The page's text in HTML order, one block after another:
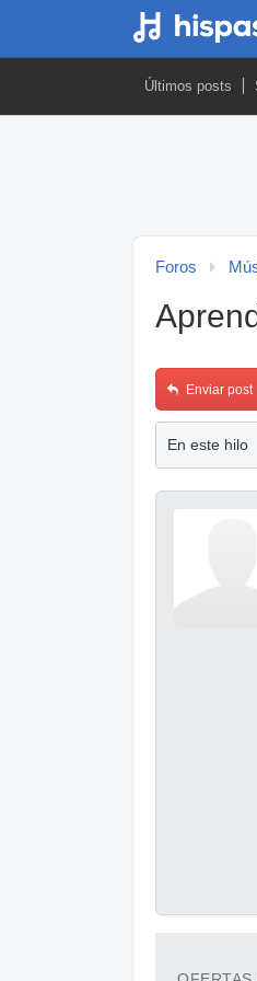
Últimos posts
Foros
Enviar post